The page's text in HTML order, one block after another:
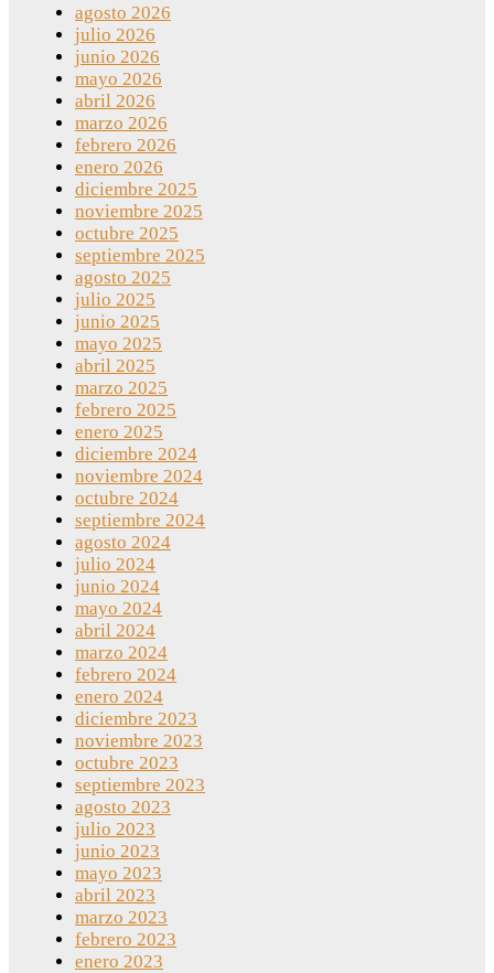
agosto 2026
julio 2026
junio 2026
mayo 2026
abril 2026
marzo 2026
febrero 2026
enero 2026
diciembre 2025
noviembre 2025
octubre 2025
septiembre 2025
agosto 2025
julio 2025
junio 2025
mayo 2025
abril 2025
marzo 2025
febrero 2025
enero 2025
diciembre 2024
noviembre 2024
octubre 2024
septiembre 2024
agosto 2024
julio 2024
junio 2024
mayo 2024
abril 2024
marzo 2024
febrero 2024
enero 2024
diciembre 2023
noviembre 2023
octubre 2023
septiembre 2023
agosto 2023
julio 2023
junio 2023
mayo 2023
abril 2023
marzo 2023
febrero 2023
enero 2023